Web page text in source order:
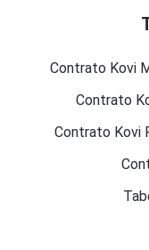
Contrato Kovi
Contrato
Contrato Kovi